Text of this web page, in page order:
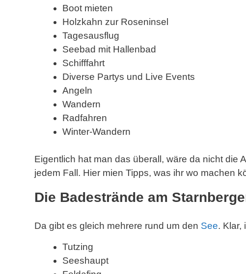
Boot mieten
Holzkahn zur Roseninsel
Tagesausflug
Seebad mit Hallenbad
Schifffahrt
Diverse Partys und Live Events
Angeln
Wandern
Radfahren
Winter-Wandern
Eigentlich hat man das überall, wäre da nicht die
jedem Fall. Hier mien Tipps, was ihr wo machen
Die Badestrände am
Da gibt es gleich mehrere rund um den See. Klar,
Tutzing
Seeshaupt